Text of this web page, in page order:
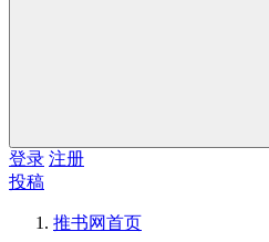
登录 注册
投稿
推书网首页